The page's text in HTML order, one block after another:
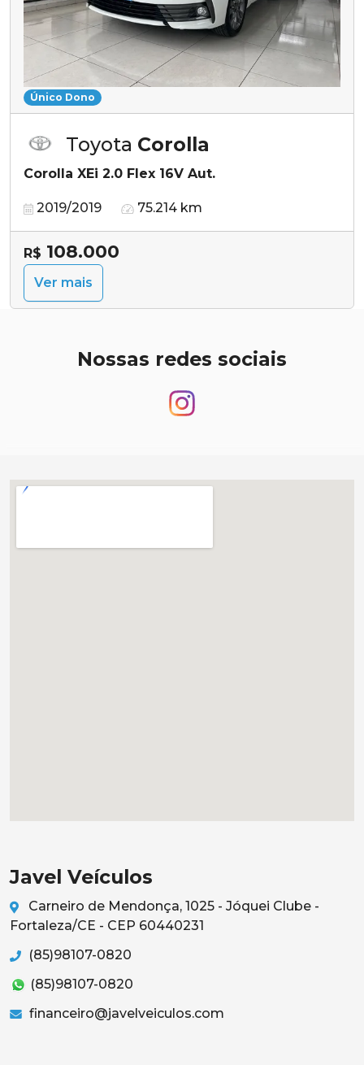
Único Dono
Toyota Corolla
Corolla XEi 2.0 Flex 16V Aut.
2019/2019 75.214 km
R$ 108.000
Ver mais
Nossas redes sociais
Javel Veículos
Carneiro de Mendonça, 1025 - Jóquei Clube -
Fortaleza/CE - CEP 60440231
(85)98107-0820
(85)98107-0820
financeiro@javelveiculos.com